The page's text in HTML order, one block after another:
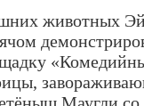
животных